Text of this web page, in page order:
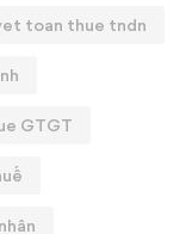
toan thue tndn
GTGT